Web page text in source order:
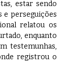
estar sendo
e perseguições
relatou os
enquanto
testemunhas,
registrou o